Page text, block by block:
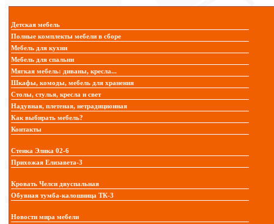
Детская мебель
Полные комплекты мебели в сборе
Мебель для кухни
Мебель для спальни
Мягкая мебель: диваны, кресла...
Шкафы, комоды, мебель для хранения
Столы, стулья, кресла и свет
Надувная, плетеная, нетрадиционная
Как выбирать мебель?
Контакты
Стенка Элика 02-6
Прихожая Елизавета-3
Кровать Челси двуспальная
Обувная тумба-калошница ТК-3
Новости мира мебели